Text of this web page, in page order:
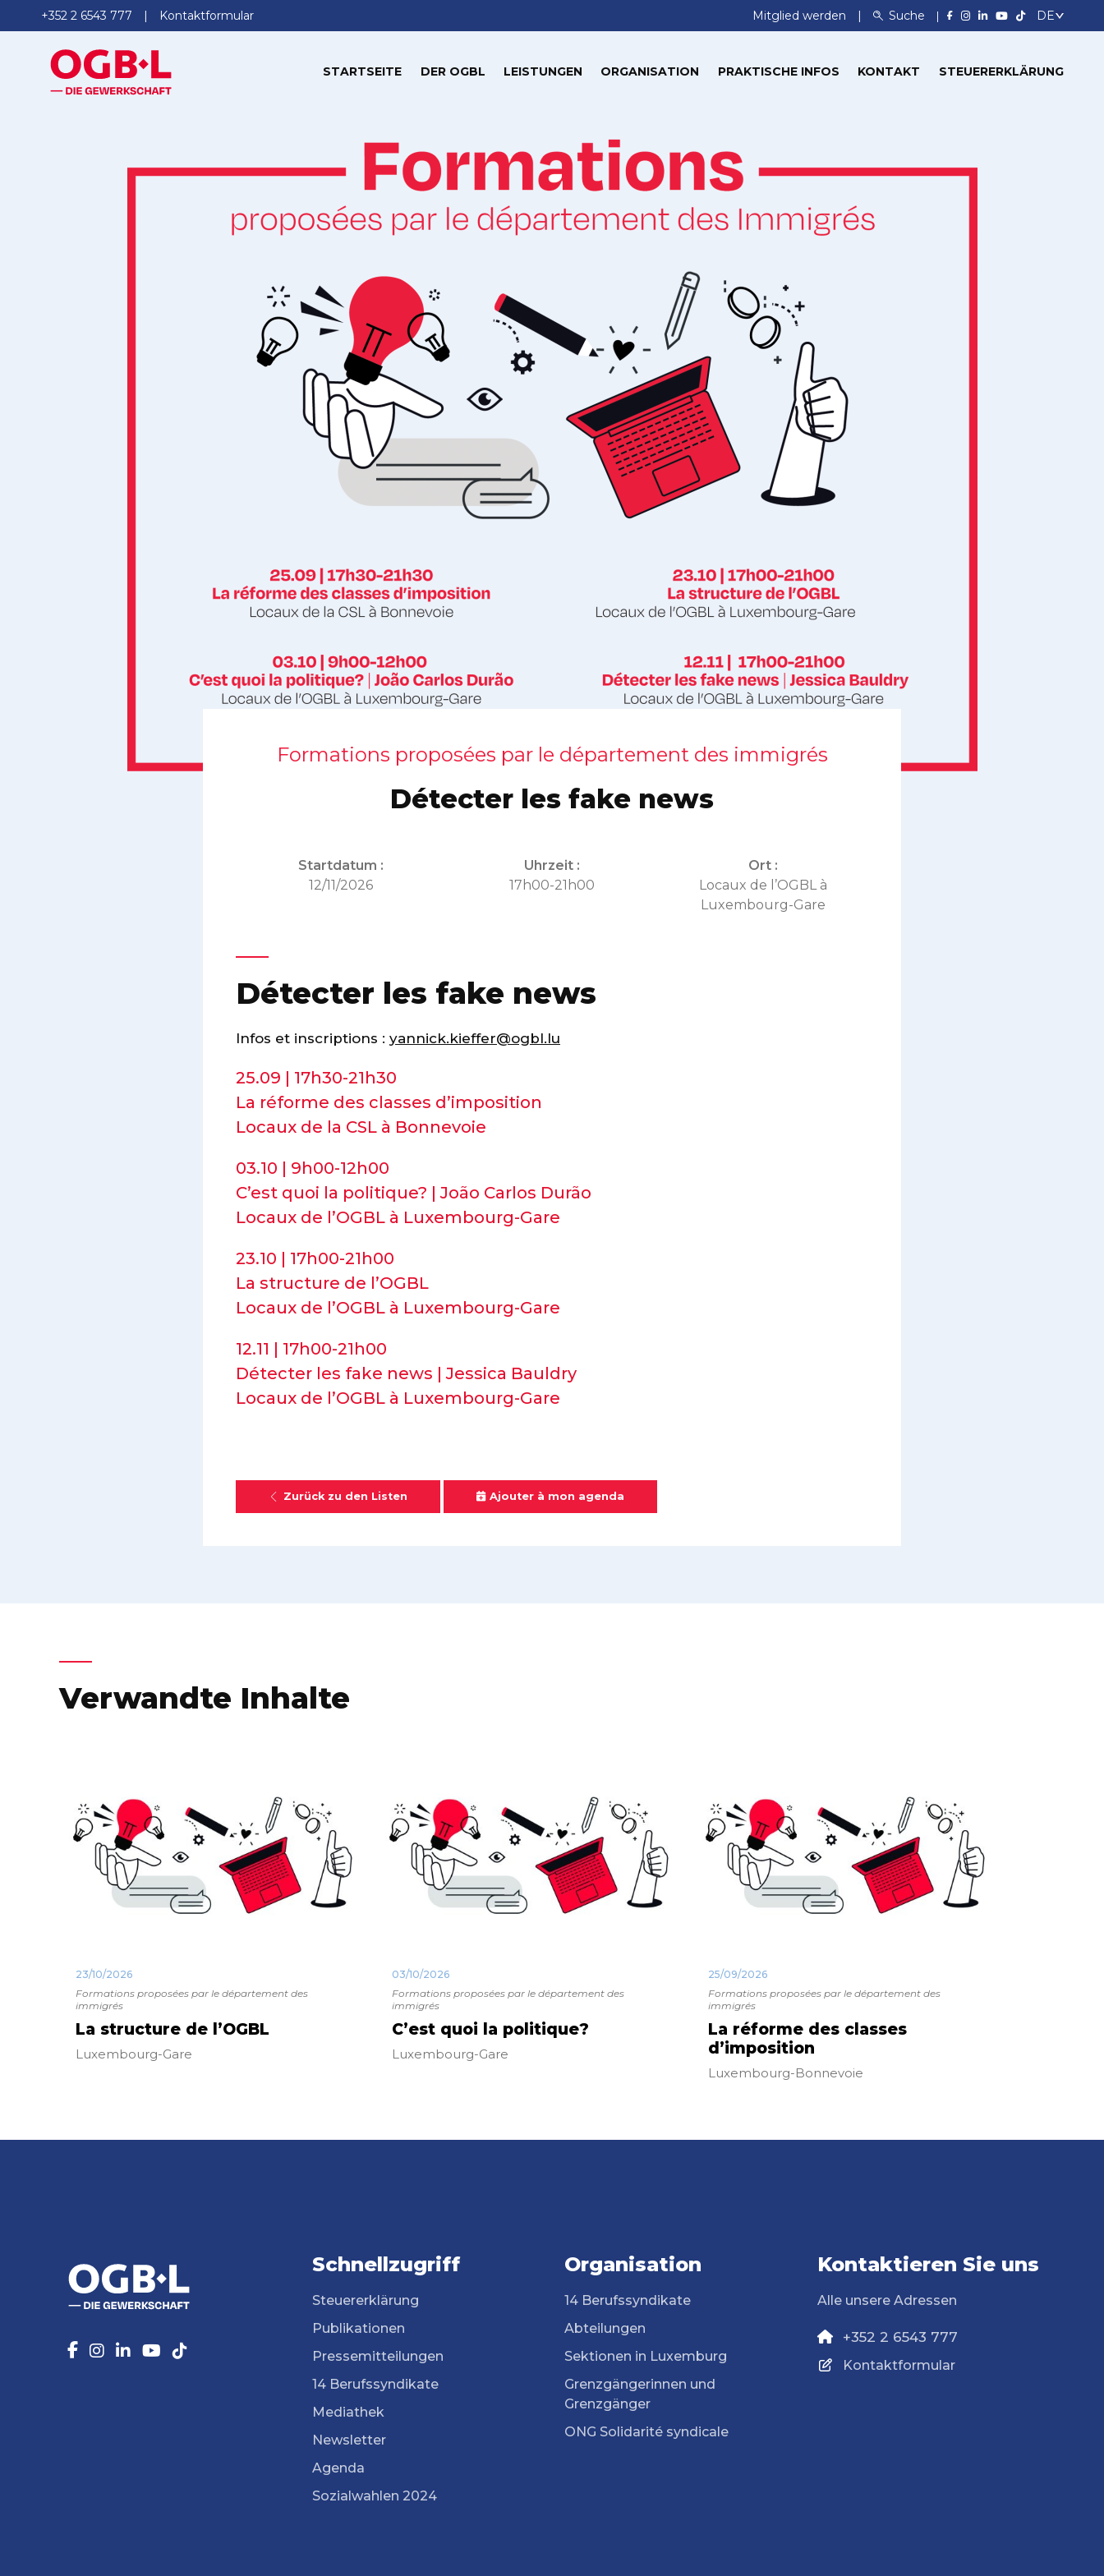
+352 2 6543 777 Kontaktformular Mitglied werden Suche
STARTSEITE DER OGBL LEISTUNGEN ORGANISATION PRAKTISCHE INFOS KONTAKT STEUERERKLÄRUNG
Formations proposées par le département des immigrés
Détecter les fake news
Startdatum :
12/11/2026
Uhrzeit :
17h00-21h00
Ort :
Locaux de l’OGBL à
Luxembourg-Gare
Détecter les fake news
Infos et inscriptions : yannick.kieffer@ogbl.lu
25.09 | 17h30-21h30
La réforme des classes d’imposition
Locaux de la CSL à Bonnevoie
03.10 | 9h00-12h00
C’est quoi la politique? | João Carlos Durão
Locaux de l’OGBL à Luxembourg-Gare
23.10 | 17h00-21h00
La structure de l’OGBL
Locaux de l’OGBL à Luxembourg-Gare
12.11 | 17h00-21h00
Détecter les fake news | Jessica Bauldry
Locaux de l’OGBL à Luxembourg-Gare
Zurück zu den Listen Ajouter à mon agenda
Verwandte Inhalte
23/10/2026
Formations proposées par le département des
immigrés
La structure de l’OGBL
Luxembourg-Gare
03/10/2026
Formations proposées par le département des
immigrés
C’est quoi la politique?
Luxembourg-Gare
25/09/2026
Formations proposées par le département des
immigrés
La réforme des classes
d’imposition
Luxembourg-Bonnevoie
Schnellzugriff
Steuererklärung
Publikationen
Pressemitteilungen
14 Berufssyndikate
Mediathek
Newsletter
Agenda
Sozialwahlen 2024
Organisation
14 Berufssyndikate
Abteilungen
Sektionen in Luxemburg
Grenzgängerinnen und
Grenzgänger
ONG Solidarité syndicale
Kontaktieren Sie uns
Alle unsere Adressen
+352 2 6543 777
Kontaktformular